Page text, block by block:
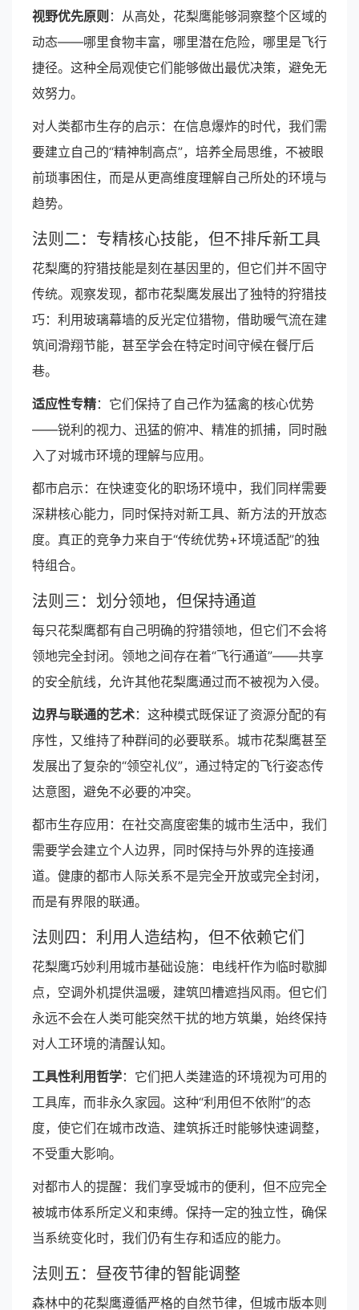
视野优先原则 ：从高处，花梨鹰能够洞察整个区域的
动态——哪里食物丰富，哪里潜在危险，哪里是飞行
捷径。这种全局观使它们能够做出最优决策，避免无
效努力。
对人类都市生存的启示：在信息爆炸的时代，我们需
要建立自己的“精神制高点”，培养全局思维，不被眼
前琐事困住，而是从更高维度理解自己所处的环境与
趋势。
法则二：专精核心技能，但不排斥新工具
花梨鹰的狩猎技能是刻在基因里的，但它们并不固守
传统。观察发现，都市花梨鹰发展出了独特的狩猎技
巧：利用玻璃幕墙的反光定位猎物，借助暖气流在建
筑间滑翔节能，甚至学会在特定时间守候在餐厅后
巷。
适应性专精：它们保持了自己作为猛禽的核心优势
——锐利的视力、迅猛的俯冲、精准的抓捕，同时融
入了对城市环境的理解与应用。
都市启示：在快速变化的职场环境中，我们同样需要
深耕核心能力，同时保持对新工具、新方法的开放态
度。真正的竞争力来自于“传统优势+环境适配”的独
特组合。
法则三：划分领地，但保持通道
每只花梨鹰都有自己明确的狩猎领地，但它们不会将
领地完全封闭。领地之间存在着“飞行通道”——共享
的安全航线，允许其他花梨鹰通过而不被视为入侵。
边界与联通的艺术：这种模式既保证了资源分配的有
序性，又维持了种群间的必要联系。城市花梨鹰甚至
发展出了复杂的“领空礼仪”，通过特定的飞行姿态传
达意图，避免不必要的冲突。
都市生存应用：在社交高度密集的城市生活中，我们
需要学会建立个人边界，同时保持与外界的连接通
道。健康的都市人际关系不是完全开放或完全封闭，
而是有界限的联通。
法则四：利用人造结构，但不依赖它们
花梨鹰巧妙利用城市基础设施：电线杆作为临时歇脚
点，空调外机提供温暖，建筑凹槽遮挡风雨。但它们
永远不会在人类可能突然干扰的地方筑巢，始终保持
对人工环境的清醒认知。
工具性利用哲学：它们把人类建造的环境视为可用的
工具库，而非永久家园。这种“利用但不依附”的态
度，使它们在城市改造、建筑拆迁时能够快速调整，
不受重大影响。
对都市人的提醒：我们享受城市的便利，但不应完全
被城市体系所定义和束缚。保持一定的独立性，确保
当系统变化时，我们仍有生存和适应的能力。
法则五：昼夜节律的智能调整
森林中的花梨鹰遵循严格的自然节律，但城市版本则